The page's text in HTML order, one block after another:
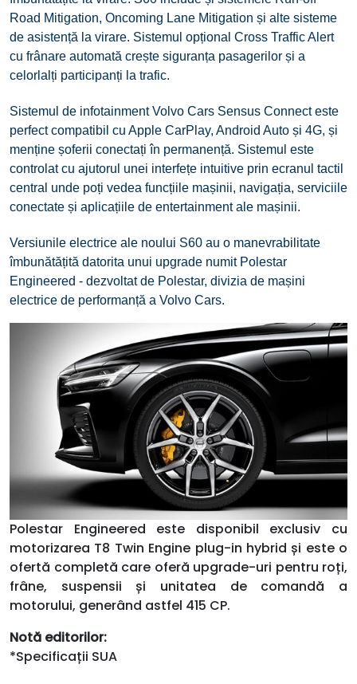
Road Mitigation, Oncoming Lane Mitigation și alte sisteme
de asistență la virare. Sistemul opțional Cross Traffic Alert
cu frânare automată crește siguranța pasagerilor și a
celorlalți participanți la trafic.
Sistemul de infotainment Volvo Cars Sensus Connect este
perfect compatibil cu Apple CarPlay, Android Auto și 4G, și
menține șoferii conectați în permanență. Sistemul este
controlat cu ajutorul unei interfețe intuitive prin ecranul tactil
central unde poți vedea funcțiile mașinii, navigația, serviciile
conectate și aplicațiile de entertainment ale mașinii.
Versiunile electrice ale noului S60 au o manevrabilitate
îmbunătățită datorita unui upgrade numit Polestar
Engineered - dezvoltat de Polestar, divizia de mașini
electrice de performanță a Volvo Cars.
Polestar Engineered este disponibil exclusiv cu
motorizarea T8 Twin Engine plug-in hybrid și este o
ofertă completă care oferă upgrade-uri pentru roți,
frâne, suspensii și unitatea de comandă a
motorului, generând astfel 415 CP.
Notă editorilor:
*Specificații SUA